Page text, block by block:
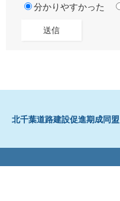
分かりやすかった
北千葉道路建設促進期成同盟